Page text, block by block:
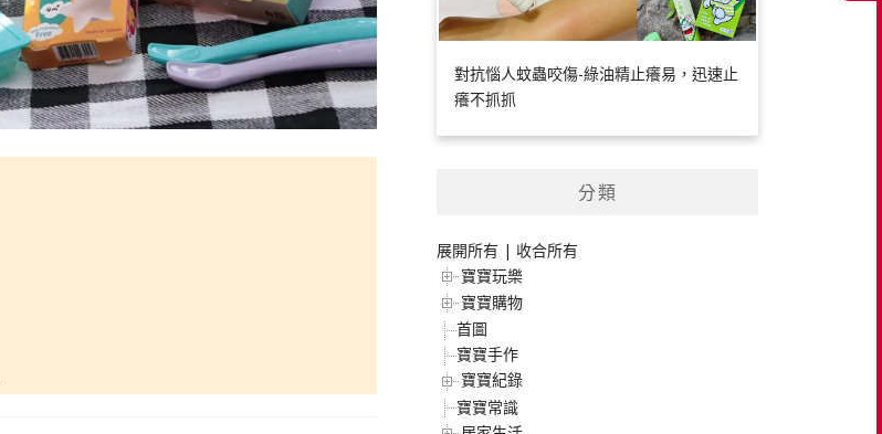
對抗惱人蚊蟲咬傷-綠油精止癢易，迅速止
癢不抓抓
分類
展開所有 | 收合所有
寶寶玩樂
寶寶購物
首圖
寶寶手作
寶寶紀錄
寶寶常識